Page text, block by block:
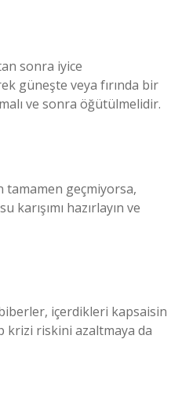
sonra iyice
güneşte veya fırında bir
ve sonra öğütülmelidir.
tamamen geçmiyorsa,
hazırlayın ve
biberler, içerdikleri kapsaisin
krizi riskini azaltmaya da